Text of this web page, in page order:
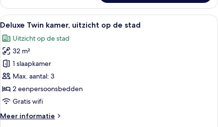
tweepersoonskamer,
uitzicht
op
Alle
foto's
voor
Deluxe
Twin
kamer,
uitzicht
op
stad
Hotelkamer met een grote televisie,
4
Deluxe Twin kamer, uitzicht op de stad
Uitzicht op de stad
32 m²
1 slaapkamer
Max. aantal: 3
2 eenpersoonsbedden
Gratis wifi
Meer informatie
Meer